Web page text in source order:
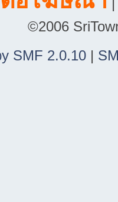
©2006
SMF 2.0.10|